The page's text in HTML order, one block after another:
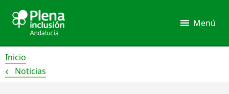
contenido
Menú
Inicio
Noticias